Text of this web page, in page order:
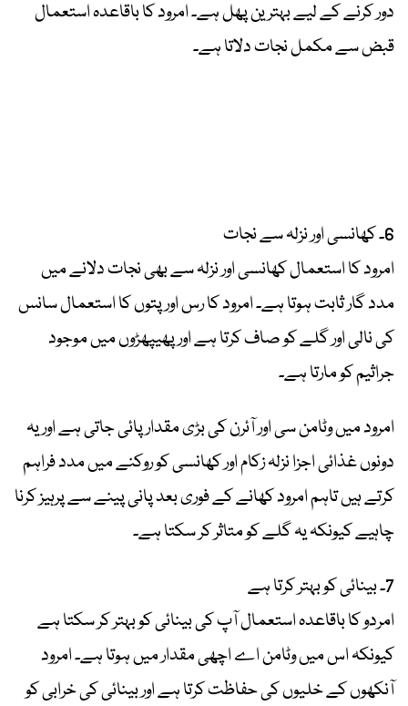
دور کرنے کے لیے بہترین پھل ہے۔ امرود کا باقاعدہ استعمال
قبض سے مکمل نجات دلاتا ہے۔
6۔ کھانسی اور نزلہ سے نجات
امرود کا استعمال کھانسی اور نزلہ سے بھی نجات دلانے میں
مدد گار ثابت ہوتا ہے۔ امرود کا رس اور پتوں کا استعمال سانس
کی نالی اور گلے کو صاف کرتا ہے اور پھیپھڑوں میں موجود
جراثیم کو مارتا ہے۔
امرود میں وٹامن سی اور آئرن کی بڑی مقدار پائی جاتی ہے اور یہ
دونوں غذائی اجزا نزلہ زکام اور کھانسی کو روکنے میں مدد فراہم
کرتے ہیں تاہم امرود کھانے کے فوری بعد پانی پینے سے پرہیز کرنا
چاہیے کیونکہ یہ گلے کو متاثر کر سکتا ہے۔
7۔ بینائی کو بہتر کرتا ہے
امردو کا باقاعدہ استعمال آپ کی بینائی کو بہتر کر سکتا ہے
کیونکہ اس میں وٹامن اے اچھی مقدار میں ہوتا ہے۔ امرود
آنکھوں کے خلیوں کی حفاظت کرتا ہے اور بینائی کی خرابی کو